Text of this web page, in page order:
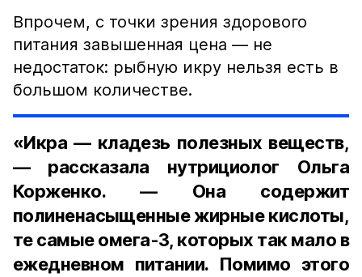
Впрочем, с точки зрения здорового
питания завышенная цена — не
недостаток: рыбную икру нельзя есть в
большом количестве.
«Икра — кладезь полезных веществ,
— рассказала нутрициолог Ольга
Корженко. — Она содержит
полиненасыщенные жирные кислоты,
те самые омега-3, которых так мало в
ежедневном питании. Помимо этого